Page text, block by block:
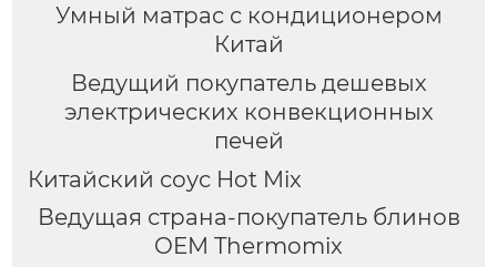
Умный матрас с кондиционером
Китай
Ведущий покупатель дешевых
электрических конвекционных
печей
Китайский соус Hot Mix
Ведущая страна-покупатель блинов
OEM Thermomix